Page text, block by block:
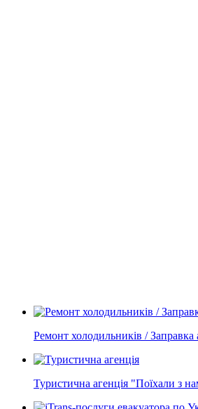
Ремонт холодильників / Заправка
Туристична агенція "Поїхали з